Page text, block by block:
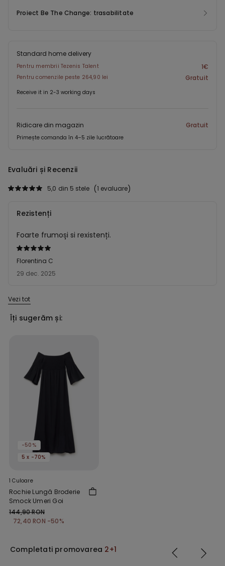
Proiect Be The Change: trasabilitate
Standard home delivery
Pentru membrii Tezenis Talent 1€
Pentru comenzile peste 264,90 lei Gratuit
Receive it in 2-3 working days
Ridicare din magazin Gratuit
Primește comanda în 4–5 zile lucrătoare
Evaluări și Recenzii
1 evaluare
5,0 din 5 stele
Evaluat
5
din
29 dec. 2025
Florentina C
Rezistenți
Foarte frumoși si rexistenți.
Vezi tot
Îți sugerăm și:
-50%
5 x -70%
1 Culoare
Rochie Lungă Broderie
Smock Umeri Goi
144,90 RON
72,40 RON -50%
Completati promovarea 2+1